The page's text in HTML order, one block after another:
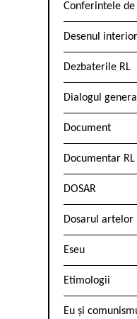
Conferintele
Desenul interior
Dezbaterile RL
Dialogul
Document
Documentar RL
DOSAR
Dosarul artelor
Eseu
Etimologii
Eu și